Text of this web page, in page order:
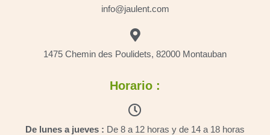
info@jaulent.com
1475 Chemin des Poulidets, 82000 Montauban
Horario :
De lunes a jueves : De 8 a 12 horas y de 14 a 18 horas